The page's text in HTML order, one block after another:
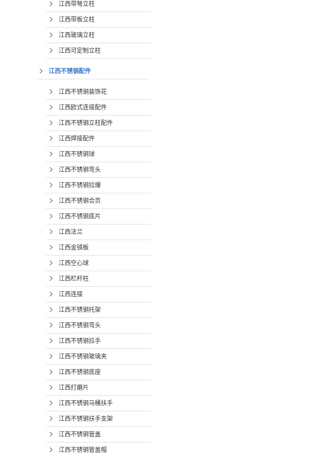
江西带弩立柱
江西带板立柱
江西玻璃立柱
江西可定制立柱
江西不锈钢配件
江西不锈钢装饰花
江西欧式连接配件
江西不锈钢立柱配件
江西焊接配件
江西不锈钢球
江西不锈钢弯头
江西不锈钢拉爆
江西不锈钢合页
江西不锈钢底片
江西法兰
江西金镜板
江西空心球
江西栏杆柱
江西连接
江西不锈钢托架
江西不锈钢弯头
江西不锈钢拉手
江西不锈钢玻璃夹
江西不锈钢底座
江西打磨片
江西不锈钢马桶扶手
江西不锈钢扶手支架
江西不锈钢管盖
江西不锈钢管盖帽